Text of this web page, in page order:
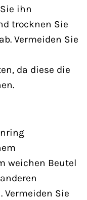
ihn
trocknen Sie
Vermeiden Sie
da diese die
weichen Beutel
Vermeiden Sie